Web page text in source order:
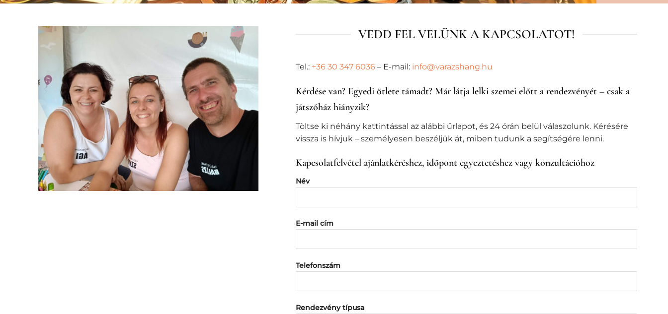
VEDD FEL VELÜNK A KAPCSOLATOT!
Tel.: +36 30 347 6036 – E-mail: info@varazshang.hu
Kérdése van? Egyedi ötlete támadt? Már látja lelki szemei előtt a rendezvényét – csak a
játszóház hiányzik?
Töltse ki néhány kattintással az alábbi űrlapot, és 24 órán belül válaszolunk. Kérésére
vissza is hívjuk – személyesen beszéljük át, miben tudunk a segítségére lenni.
Kapcsolatfelvétel ajánlatkéréshez, időpont egyeztetéshez vagy konzultációhoz
Név
E-mail cím
Telefonszám
Rendezvény típusa